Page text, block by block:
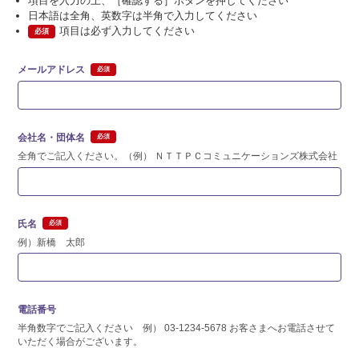
日本語は全角、英数字は半角で入力してください
必須 項目は必ず入力してください
メールアドレス
会社名・団体名
全角でご記入ください。（例） ＮＴＴＰＣコミュニケーションズ株式会社
氏名
例）新橋 太郎
電話番号
半角数字でご記入ください 例） 03-1234-5678 お客さまへお電話させて
いただく場合がございます。